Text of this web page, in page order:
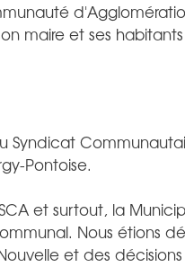
maire et ses habitants
Syndicat
Pontoise.
et surtout, la
Nous étions
et des